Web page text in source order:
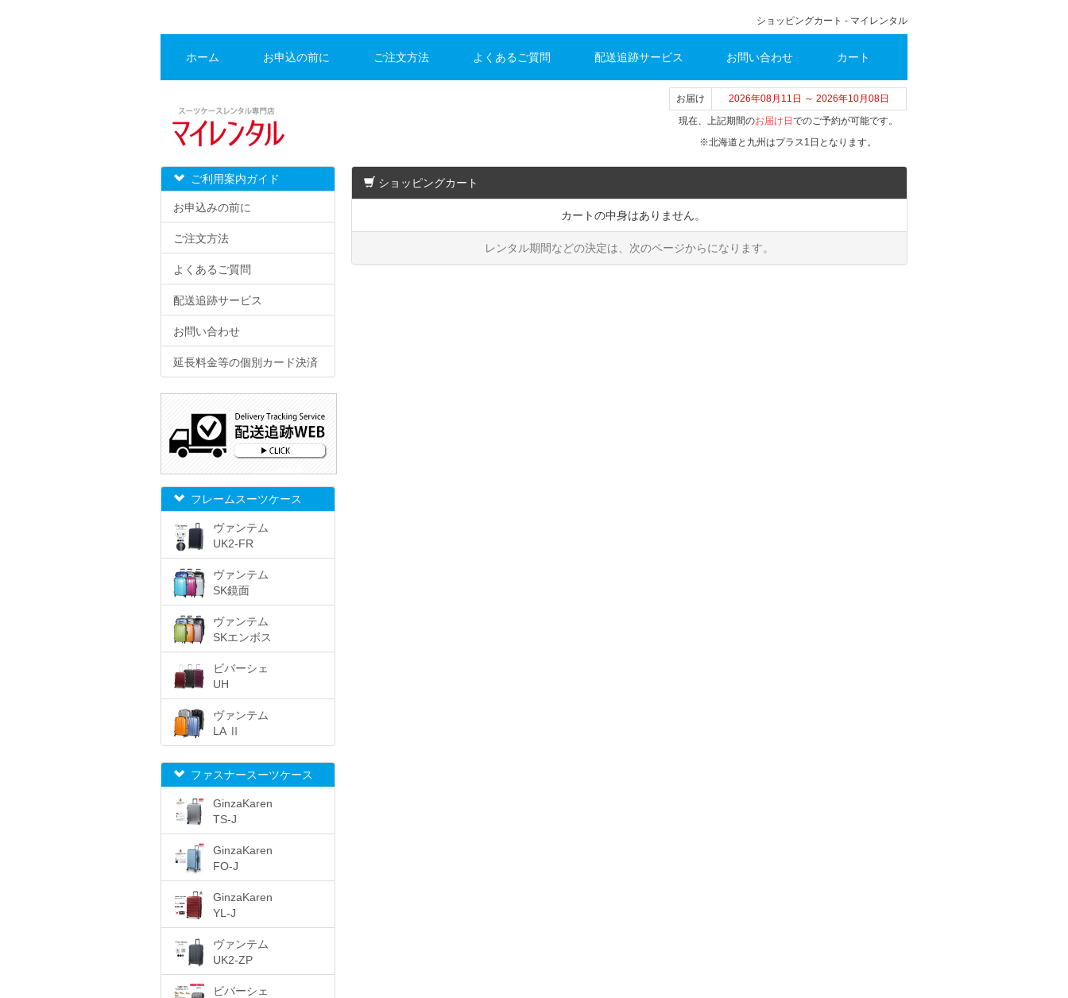
ショッピングカート - マイレンタル
ホーム お申込の前に ご注文方法 よくあるご質問 配送追跡サービス お問い合わせ カート
お届け
2026年08月11日 ～ 2026年10月08日
現在、上記期間のお届け日 でのご予約が可能です。
※北海道と九州はプラス1日となります。
ショッピングカート
カートの中身はありません。
レンタル期間などの決定は、次のページからになります。
ご利用案内ガイド
お申込みの前に
ご注文方法
よくあるご質問
配送追跡サービス
お問い合わせ
延長料金等の個別カード決済
フレームスーツケース
ヴァンテム
UK2-FR
ヴァンテム
SK鏡面
ヴァンテム
SKエンボス
ビバーシェ
UH
ヴァンテム
LA Ⅱ
ファスナースーツケース
GinzaKaren
TS-J
GinzaKaren
FO-J
GinzaKaren
YL-J
ヴァンテム
UK2-ZP
ビバーシェ